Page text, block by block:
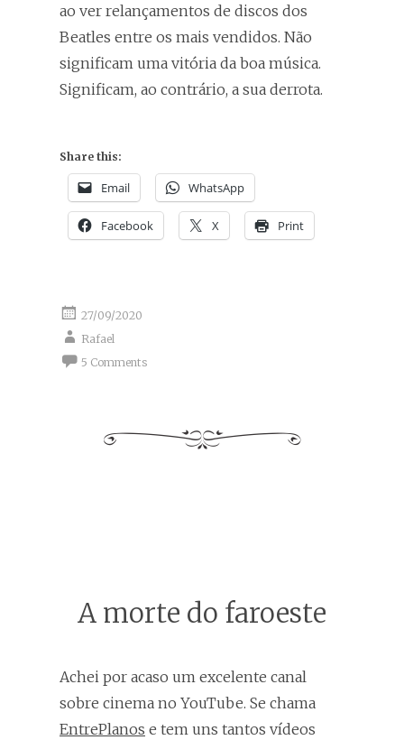
ao ver relançamentos de discos dos
Beatles entre os mais vendidos. Não
significam uma vitória da boa música.
Significam, ao contrário, a sua derrota.
Share this:
Email WhatsApp
Facebook X Print
27/09/2020
Rafael
5 Comments
A morte do faroeste
Achei por acaso um excelente canal
sobre cinema no YouTube. Se chama
EntrePlanos e tem uns tantos vídeos